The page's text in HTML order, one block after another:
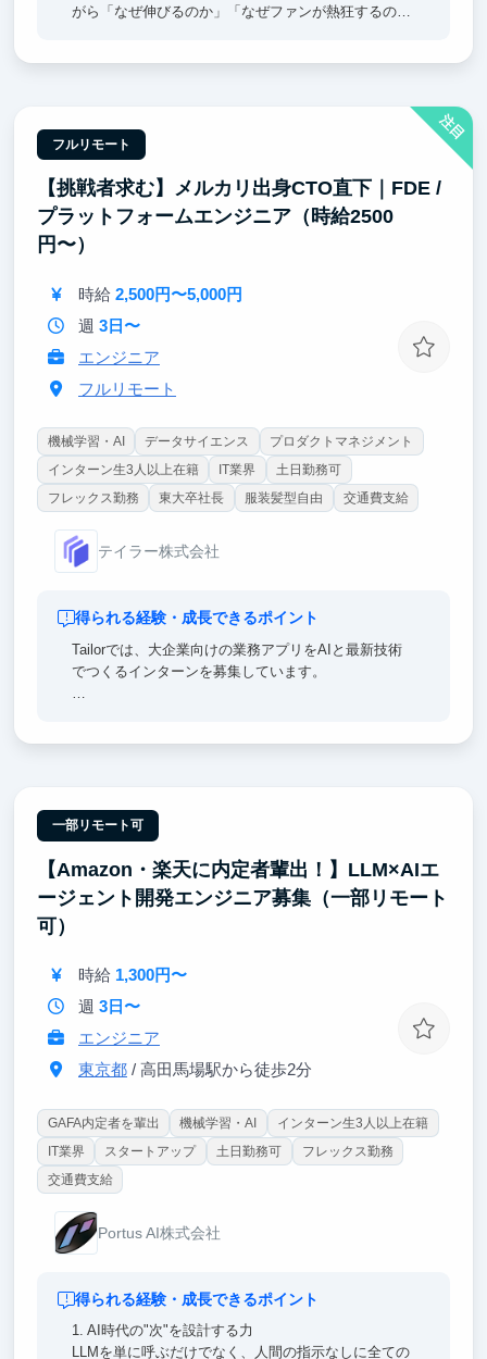
がら「なぜ伸びるのか」「なぜファンが熱狂するの
験。
■「コンテンツを“事業”として捉える視点」
制作・マーケ・ファン接点・収益までを一体で見なが
ら、エンタメを“好き”ではなく“ビジネス”として理解す
る力。
■「現場から企画に関わる経験」
現場サポートだけでなく、SNS・企画・プロモーショ
ンなど、上流にも関われる機会があります。
注目
フルリモート
【挑戦者求む】メルカリ出身CTO直下｜FDE /
プラットフォームエンジニア（時給2500
円〜）
時給 2,500円〜5,000円
週 3日〜
エンジニア
フルリモート
機械学習・AI データサイエンス
プロダクトマネジメント
インターン生3人以上在籍
IT業界
土日勤務可
フレックス勤務
東大卒社長 服装髪型自由 交通費支給
テイラー株式会社
得られる経験・成長できるポイント
Tailorでは、大企業向けの業務アプリをAIと最新技術
でつくるインターンを募集しています。
【ポイント②｜AI活用は前提、あなたの力で会社の成
長角度を高める】
AI Agentの実行基盤、Coding Agent前提の開発体制を
確立していただくことを期待します。
を目指す方は、Salesから全てのフェーズに関与可
能。
一部リモート可
【Amazon・楽天に内定者輩出！】LLM×AIエ
ージェント開発エンジニア募集（一部リモート
可）
時給 1,300円〜
週 3日〜
エンジニア
東京都/ 高田馬場駅から徒歩2分
GAFA内定者を輩出 機械学習・AI
インターン生3人以上在籍
IT業界
スタートアップ 土日勤務可
フレックス勤務
交通費支給
Portus AI株式会社
得られる経験・成長できるポイント
1. AI時代の"次"を設計する力
LLMを単に呼ぶだけでなく、人間の指示なしに全ての